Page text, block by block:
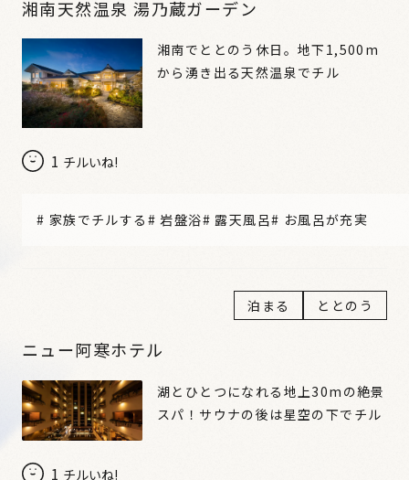
湘南天然温泉 湯乃蔵ガーデン
1 チルいね!
湘南でととのう休日。地下1,500m
から湧き出る天然温泉でチル
# 家族でチルする #岩盤浴# 露天風呂# お風呂が充実
泊まる ととのう
ニュー阿寒ホテル
1 チルいね!
湖とひとつになれる地上30mの絶景
スパ！サウナの後は星空の下でチル